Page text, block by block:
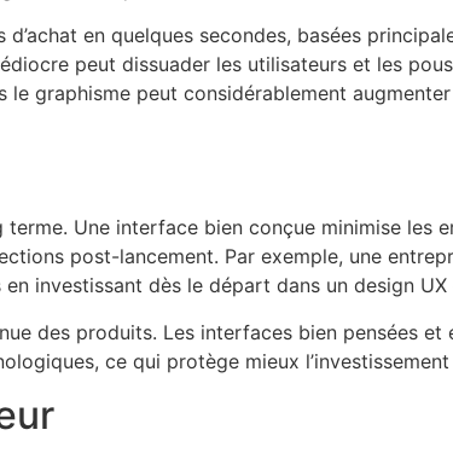
en quelques secondes, basées
peut dissuader les utilisateurs et les
graphisme peut considérablement
Une interface bien conçue minimise les
post-lancement. Par exemple, une
investissant dès le départ dans un design
des produits. Les interfaces bien pensées
ce qui protège mieux